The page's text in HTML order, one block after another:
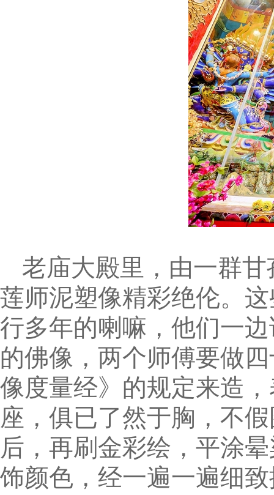
老庙大殿里，由一群
莲师泥塑像精彩绝伦。
行多年的喇嘛，他们一
的佛像，两个师傅要做
像度量经》的规定来造
座，俱已了然于胸，不
后，再刷金彩绘，平涂
饰颜色，经一遍一遍细